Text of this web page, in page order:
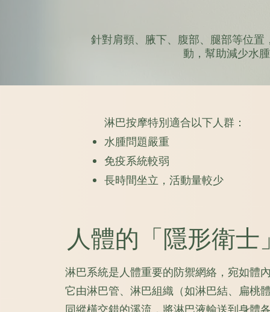
針對肩頸、腋下、腹部、腿部等位
動，幫助減少水
淋巴按摩特別適合以下人群：
水腫問題嚴重
免疫系統較弱
​長時間坐立，活動量較少
人體的「隱形衛
淋巴系統是人體重要的防禦網絡，宛如體
它由淋巴管、淋巴組織（如淋巴結、扁桃
同縱橫交錯的溪流，將淋巴液輸送到身體